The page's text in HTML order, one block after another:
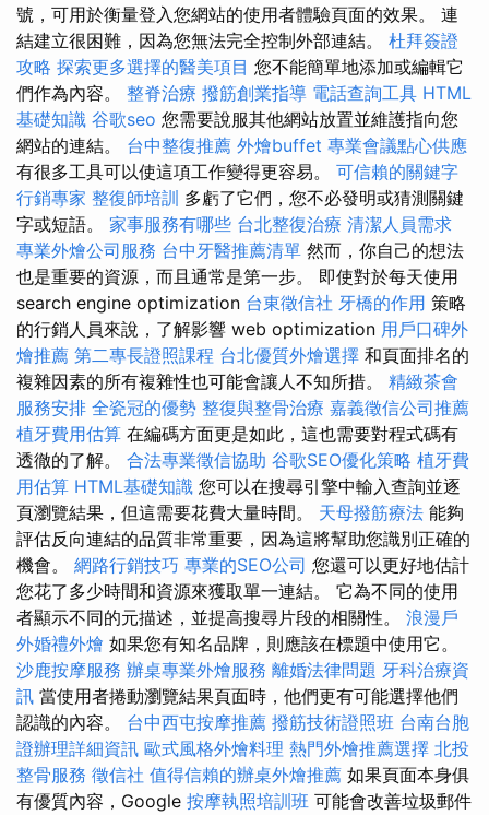
號，可用於衡量登入您網站的使用者體驗頁面的效果。 連
結建立很困難，因為您無法完全控制外部連結。 杜拜簽證
攻略 探索更多選擇的醫美項目 您不能簡單地添加或編輯它
們作為內容。 整脊治療 撥筋創業指導 電話查詢工具 HTML
基礎知識 谷歌seo 您需要說服其他網站放置並維護指向您
網站的連結。 台中整復推薦 外燴buffet 專業會議點心供應
有很多工具可以使這項工作變得更容易。 可信賴的關鍵字
行銷專家 整復師培訓 多虧了它們，您不必發明或猜測關鍵
字或短語。 家事服務有哪些 台北整復治療 清潔人員需求
專業外燴公司服務 台中牙醫推薦清單 然而，你自己的想法
也是重要的資源，而且通常是第一步。 即使對於每天使用
search engine optimization 台東徵信社 牙橋的作用 策略
的行銷人員來說，了解影響 web optimization 用戶口碑外
燴推薦 第二專長證照課程 台北優質外燴選擇 和頁面排名的
複雜因素的所有複雜性也可能會讓人不知所措。 精緻茶會
服務安排 全瓷冠的優勢 整復與整骨治療 嘉義徵信公司推薦
植牙費用估算 在編碼方面更是如此，這也需要對程式碼有
透徹的了解。 合法專業徵信協助 谷歌SEO優化策略 植牙費
用估算 HTML基礎知識 您可以在搜尋引擎中輸入查詢並逐
頁瀏覽結果，但這需要花費大量時間。 天母撥筋療法 能夠
評估反向連結的品質非常重要，因為這將幫助您識別正確的
機會。 網路行銷技巧 專業的SEO公司 您還可以更好地估計
您花了多少時間和資源來獲取單一連結。 它為不同的使用
者顯示不同的元描述，並提高搜尋片段的相關性。 浪漫戶
外婚禮外燴 如果您有知名品牌，則應該在標題中使用它。
沙鹿按摩服務 辦桌專業外燴服務 離婚法律問題 牙科治療資
訊 當使用者捲動瀏覽結果頁面時，他們更有可能選擇他們
認識的內容。 台中西屯按摩推薦 撥筋技術證照班 台南台胞
證辦理詳細資訊 歐式風格外燴料理 熱門外燴推薦選擇 北投
整骨服務 徵信社 值得信賴的辦桌外燴推薦 如果頁面本身俱
有優質內容，Google 按摩執照培訓班 可能會改善垃圾郵件